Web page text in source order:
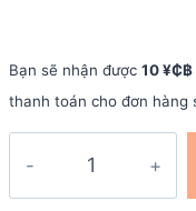
Bạn sẽ nhận được 10 ¥₵฿
thanh toán cho đơn hàng